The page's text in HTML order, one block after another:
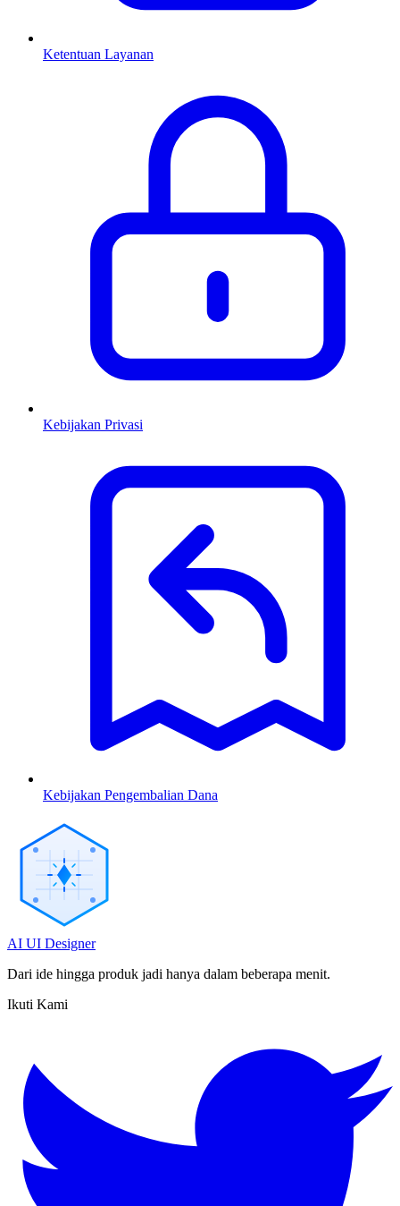
Ketentuan Layanan
Kebijakan Privasi
Kebijakan Pengembalian Dana
AI UI Designer
Dari ide hingga produk jadi hanya dalam beberapa menit.
Ikuti Kami